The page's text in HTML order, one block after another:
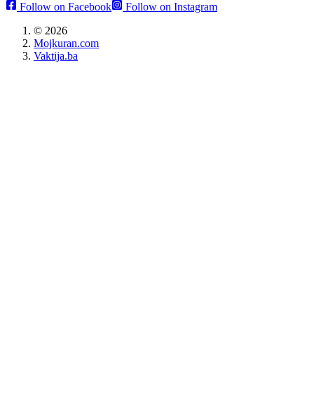
Follow on Facebook
Follow on Instagram
© 2026
Mojkuran.com
Vaktija.ba